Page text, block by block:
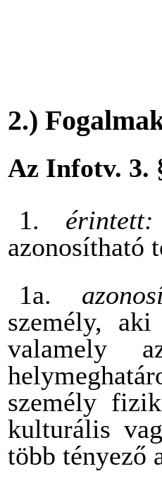
2.)
Az Infotv. 3.
1.
azonosítható
1a.
személy,
valamely
személy
kulturális
több tényező